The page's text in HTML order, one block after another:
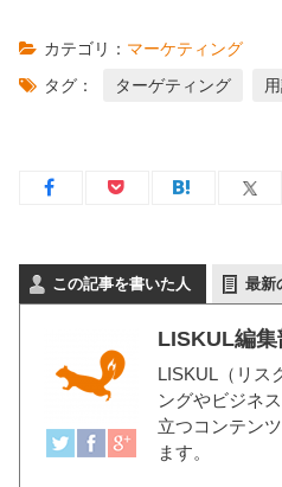
カテゴリ： マーケティング
タグ：
ターゲティング
この記事を書いた人 最新
LISKUL編集
LISKUL（リス
ングやビジネ
立つコンテン
ます。